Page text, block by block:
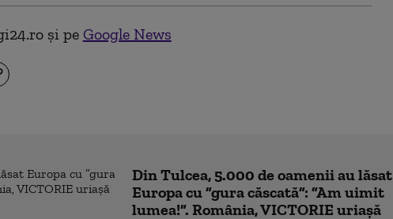
și pe Google News
Din Tulcea, 5.000 de oamenii au lăsat
Europa cu ”gura căscată”: ”Am uimit
lumea!”. România, VICTORIE uriașă